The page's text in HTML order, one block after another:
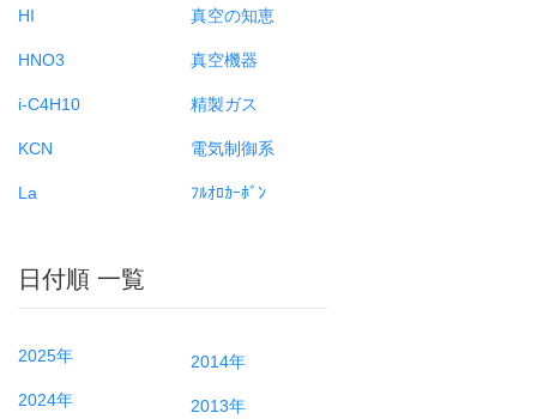
HI
HNO3
i-C4H10
KCN
La
真空の知恵
真空機器
精製ガス
電気制御系
ﾌﾙｵﾛｶｰﾎﾞﾝ
日付順 一覧
2025年
2024年
2014年
2013年